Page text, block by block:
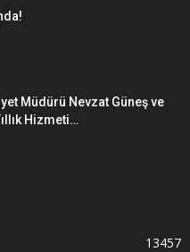
Müdürü Nevzat Güneş ve
Hizmeti…
13457